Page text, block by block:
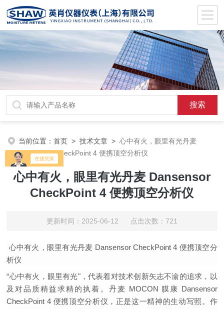
当前位置：首页 >技术文章 >心中有火，眼里有光丹麦
Dansensor CheckPoint 4 便携顶空分析仪
心中有火，眼里有光丹麦 Dansensor
CheckPoint 4 便携顶空分析仪
更新时间：2025-06-12 点击次数：721
心中有火，眼里有光丹麦 Dansensor CheckPoint 4 便携顶空分
析仪
“心中有火，眼里有光"，代表着对技术创新矢志不渝的追求，以
及对品质精益求精的执着。丹麦 MOCON 膜康 Dansensor
CheckPoint 4 便携顶空分析仪，正是这一精神的生动写照。作